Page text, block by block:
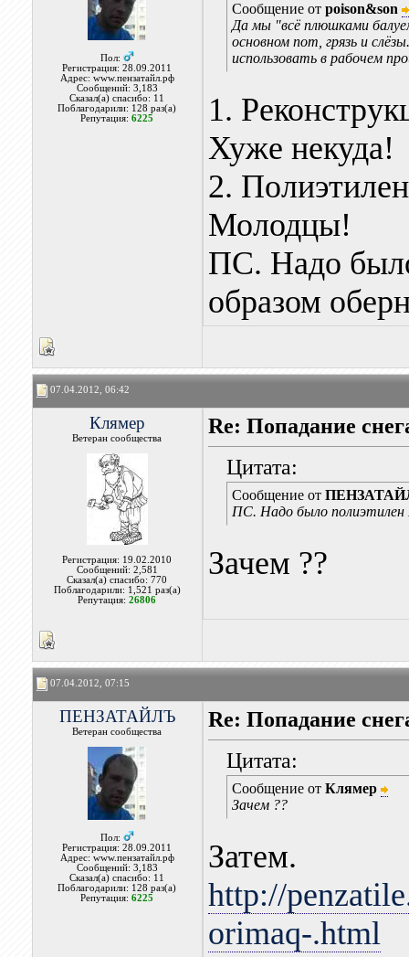
Пол:
Регистрация: 28.09.2011
Адрес: www.пензатайл.рф
Сообщений: 3,183
Сказал(а) спасибо: 11
Поблагодарили: 128 раз(а)
Репутация:6225
Сообщение от poison&son
Да мы "всё плюшками
основном пот, грязь и
использовать в рабочем
1.
Хуже некуда!
2.
Молодцы!
ПС. Надо
образом
07.04.2012, 06:42
Клямер
Ветеран сообщества
Регистрация: 19.02.2010
Сообщений: 2,581
Сказал(а) спасибо: 770
Поблагодарили: 1,521 раз(а)
Репутация:26806
Re: Попадание
Цитата:
Сообщение от
ПС. Надо было полиэтилен
Зачем ??
07.04.2012, 07:15
ПЕНЗАТАЙЛЪ
Ветеран сообщества
Пол:
Регистрация: 28.09.2011
Адрес: www.пензатайл.рф
Сообщений: 3,183
Сказал(а) спасибо: 11
Поблагодарили: 128 раз(а)
Репутация:6225
Re: Попадание
Цитата:
Сообщение от Клямер
Зачем ??
Затем.
http://
orimaq-.html